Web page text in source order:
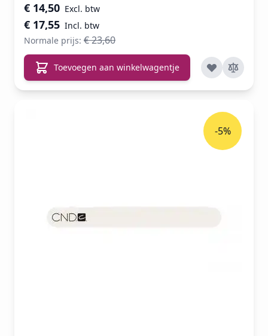
Speciale prijs
€ 17,55
€ 14,50
Normale prijs: € 23,60
Toevoegen aan winkelwagentje
-5%